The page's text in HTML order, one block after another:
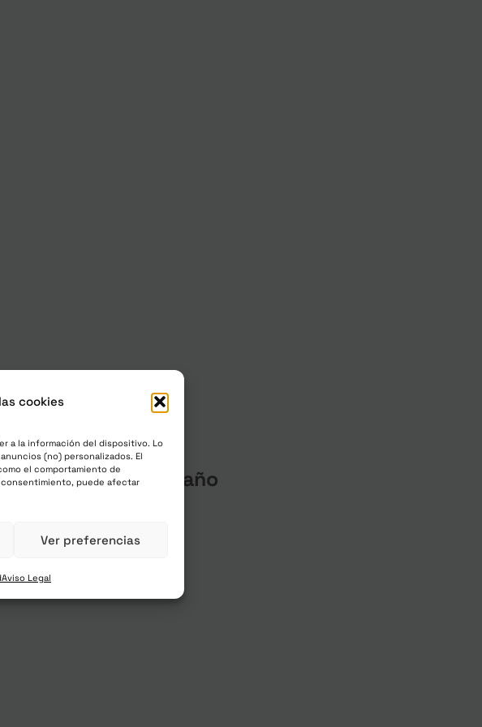
cookies
a la información del dispositivo. Lo
(no) personalizados. El
el comportamiento de
puede afectar
Ver preferencias
Aviso Legal
– Anual –
y envío incluidos / año